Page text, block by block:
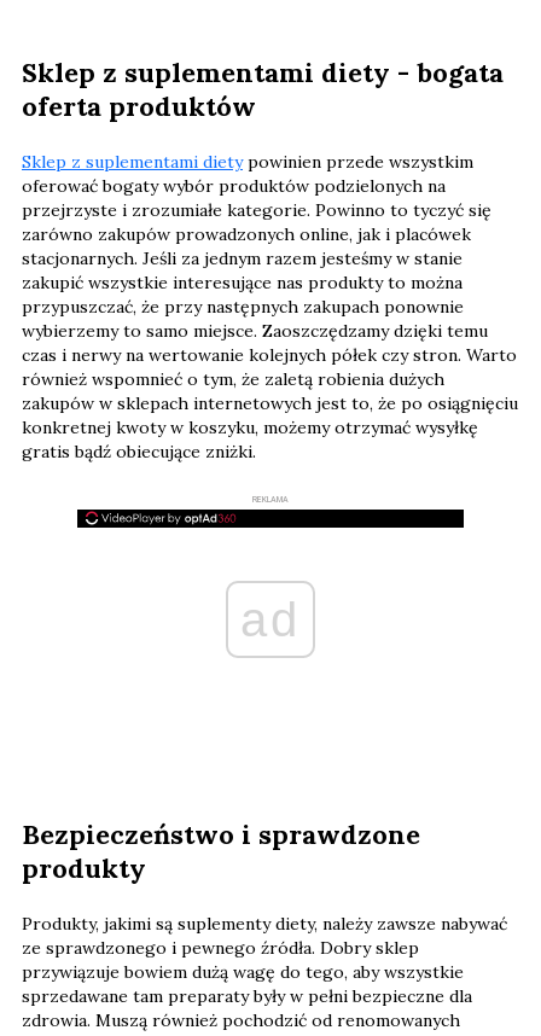
Sklep z suplementami diety - bogata
oferta produktów
Sklep z suplementami dietypowinien przede wszystkim
oferować bogaty wybór produktów podzielonych na
przejrzyste i zrozumiałe kategorie. Powinno to tyczyć się
zarówno zakupów prowadzonych online, jak i placówek
stacjonarnych. Jeśli za jednym razem jesteśmy w stanie
zakupić wszystkie interesujące nas produkty to można
przypuszczać, że przy następnych zakupach ponownie
wybierzemy to samo miejsce. Zaoszczędzamy dzięki temu
czas i nerwy na wertowanie kolejnych półek czy stron. Warto
również wspomnieć o tym, że zaletą robienia dużych
zakupów w sklepach internetowych jest to, że po osiągnięciu
konkretnej kwoty w koszyku, możemy otrzymać wysyłkę
gratis bądź obiecujące zniżki.
REKLAMA
ad
Bezpieczeństwo i sprawdzone
produkty
Produkty, jakimi są suplementy diety, należy zawsze nabywać
ze sprawdzonego i pewnego źródła. Dobry sklep
przywiązuje bowiem dużą wagę do tego, aby wszystkie
sprzedawane tam preparaty były w pełni bezpieczne dla
zdrowia. Muszą również pochodzić od renomowanych